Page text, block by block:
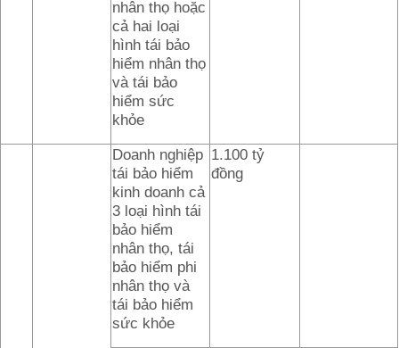
nhân thọ hoặc
cả hai loại
hình tái bảo
hiểm nhân thọ
và tái bảo
hiểm sức
khỏe
Doanh nghiệp
tái bảo hiểm
kinh doanh cả
3 loại hình tái
bảo hiểm
nhân thọ, tái
bảo hiểm phi
nhân thọ và
tái bảo hiểm
sức khỏe
1.100 tỷ
đồng